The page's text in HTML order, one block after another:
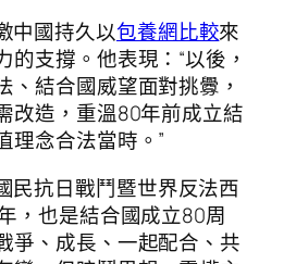
中國持久以包養網比較來
的支撐。他表現：“以後，
、結合國威望面對挑釁，
改造，重溫80年前成立結
理念合法當時。”
民抗日戰鬥暨世界反法西
，也是結合國成立80周
爭、成長、一起配合、共